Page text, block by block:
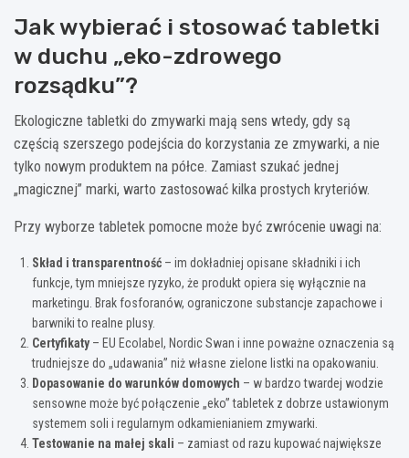
Jak wybierać i stosować tabletki
w duchu „eko-zdrowego
rozsądku”?
Ekologiczne tabletki do zmywarki mają sens wtedy, gdy są
częścią szerszego podejścia do korzystania ze zmywarki, a nie
tylko nowym produktem na półce. Zamiast szukać jednej
„magicznej” marki, warto zastosować kilka prostych kryteriów.
Przy wyborze tabletek pomocne może być zwrócenie uwagi na:
Skład i transparentność – im dokładniej opisane składniki i ich
funkcje, tym mniejsze ryzyko, że produkt opiera się wyłącznie na
marketingu. Brak fosforanów, ograniczone substancje zapachowe i
barwniki to realne plusy.
Certyfikaty– EU Ecolabel, Nordic Swan i inne poważne oznaczenia są
trudniejsze do „udawania” niż własne zielone listki na opakowaniu.
Dopasowanie do warunków domowych – w bardzo twardej wodzie
sensowne może być połączenie „eko” tabletek z dobrze ustawionym
systemem soli i regularnym odkamienianiem zmywarki.
Testowanie na małej skali – zamiast od razu kupować największe